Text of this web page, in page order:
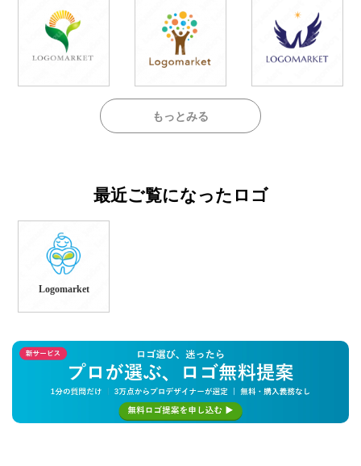
もっとみる
最近ご覧になったロゴ
Logomarket